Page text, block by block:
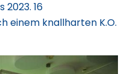
2023. 16
einem knallharten K.O.